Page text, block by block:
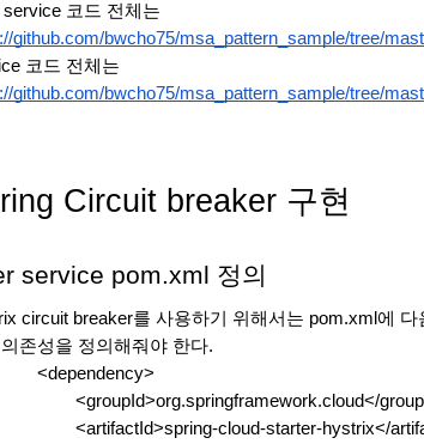
service 코드 전체는
github.com/bwcho75/msa_pattern_sample/tree/
코드 전체는
github.com/bwcho75/msa_pattern_sample/tree/
Circuit breaker 구현
service pom.xml 정의
circuit breaker를 사용하기 위해서는 pom.xml에
존성을 정의해줘야 한다.
<dependency>
<groupId>org.springframework.cloud</
<artifactId>spring-cloud-starter-hystrix</